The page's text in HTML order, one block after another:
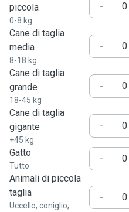
piccola
0-8 kg
-
Cane di taglia
media
8-18 kg
-
Cane di taglia
grande
18-45 kg
-
Cane di taglia
gigante
+45 kg
-
Gatto
Tutto
-
Animali di piccola
taglia
Uccello, coniglio,
-